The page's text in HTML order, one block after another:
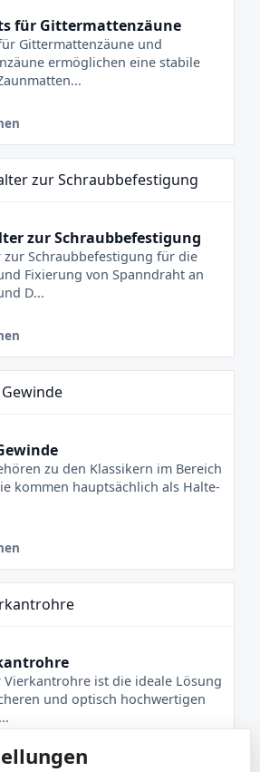
für Gittermattenzäune
Gittermattenzäune und
ermöglichen eine stabile
zur Schraubbefestigung
Schraubbefestigung für die
Fixierung von Spanndraht an
D...
zu den Klassikern im Bereich
kommen hauptsächlich als Halte-
Vierkantrohre ist die ideale Lösung
und optisch hochwertigen